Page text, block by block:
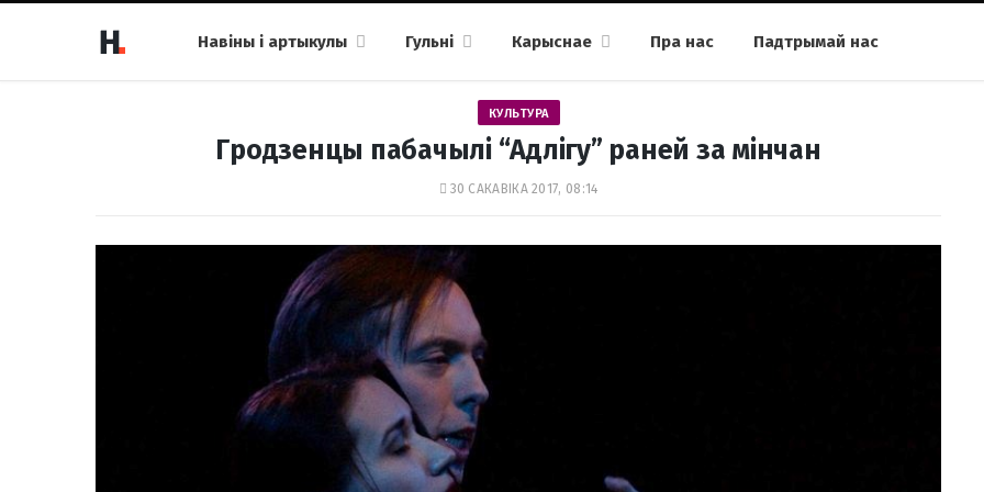
Навіны і артыкулы Гульні Карыснае Пра нас Падтрымай нас
КУЛЬТУРА
Гродзенцы пабачылі “Адлігу” раней за мінчан
30 САКАВІКА 2017, 08:14